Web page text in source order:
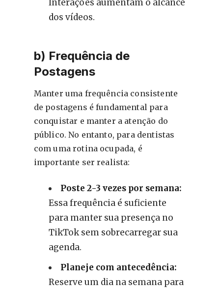
Interações aumentam o alcance
dos vídeos.
b) Frequência de
Postagens
Manter uma frequência consistente
de postagens é fundamental para
conquistar e manter a atenção do
público. No entanto, para dentistas
com uma rotina ocupada, é
importante ser realista:
Poste 2-3 vezes por semana:
Essa frequência é suficiente
para manter sua presença no
TikTok sem sobrecarregar sua
agenda.
Planeje com antecedência:
Reserve um dia na semana para